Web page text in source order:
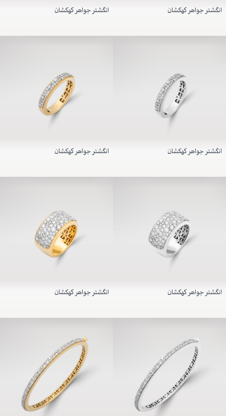
انگشتر جواهر کهکشان انگشتر جواهر کهکشان
انگشتر جواهر کهکشان انگشتر جواهر کهکشان
انگشتر جواهر کهکشان انگشتر جواهر کهکشان